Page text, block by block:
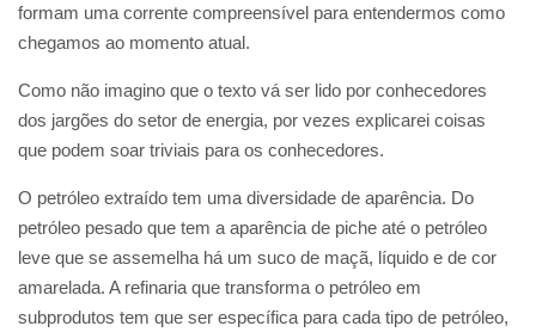
formam uma corrente compreensível para entendermos como
chegamos ao momento atual.
Como não imagino que o texto vá ser lido por conhecedores
dos jargões do setor de energia, por vezes explicarei coisas
que podem soar triviais para os conhecedores.
O petróleo extraído tem uma diversidade de aparência. Do
petróleo pesado que tem a aparência de piche até o petróleo
leve que se assemelha há um suco de maçã, líquido e de cor
amarelada. A refinaria que transforma o petróleo em
subprodutos tem que ser específica para cada tipo de petróleo,